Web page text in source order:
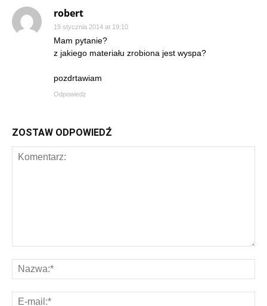
robert
19 stycznia 2014 at 19:10
Mam pytanie?
z jakiego materiału zrobiona jest wyspa?
pozdrtawiam
Odpowiedz
ZOSTAW ODPOWIEDŹ